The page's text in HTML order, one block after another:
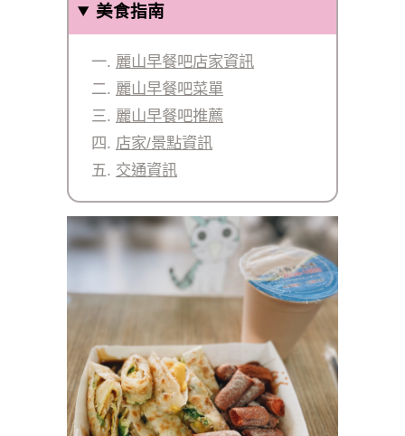
美食指南
麗山早餐吧店家資訊
麗山早餐吧菜單
麗山早餐吧推薦
店家/景點資訊
交通資訊